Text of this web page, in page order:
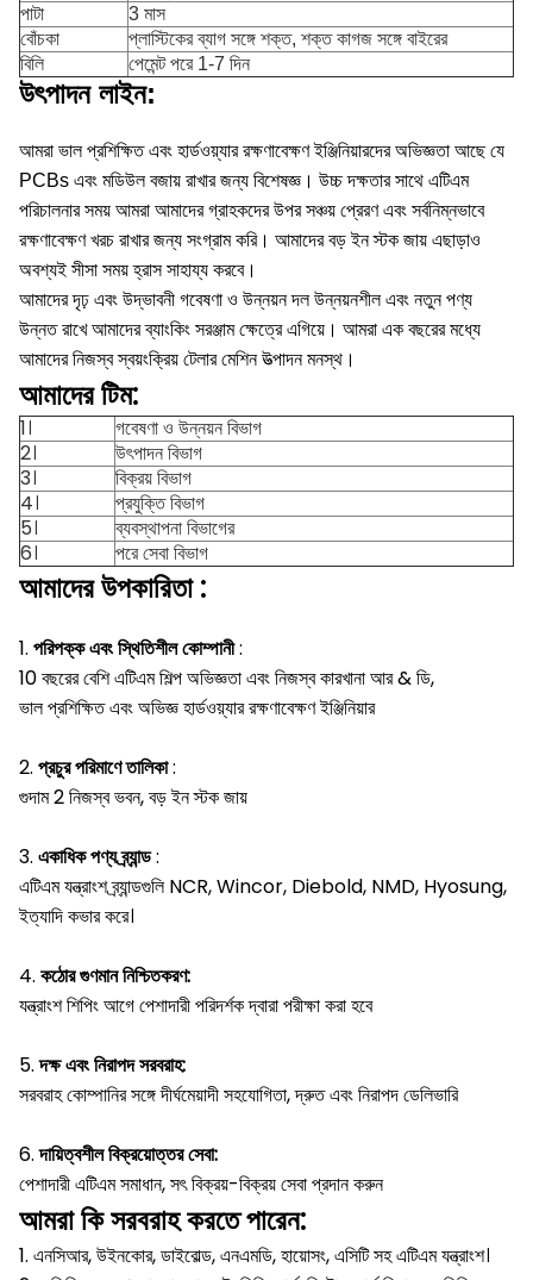
পাটা
3 মাস
বোঁচকা
প্লাস্টিকের ব্যাগ সঙ্গে শক্ত, শক্ত কাগজ সঙ্গে বাইরের
বিলি
পেমেন্ট পরে 1-7 দিন
উৎপাদন লাইন:
আমরা ভাল প্রশিক্ষিত এবং হার্ডওয়্যার রক্ষণাবেক্ষণ ইঞ্জিনিয়ারদের অভিজ্ঞতা আছে যে
PCBs এবং মডিউল বজায় রাখার জন্য বিশেষজ্ঞ। উচ্চ দক্ষতার সাথে এটিএম
পরিচালনার সময় আমরা আমাদের গ্রাহকদের উপর সঞ্চয় প্রেরণ এবং সর্বনিম্নভাবে
রক্ষণাবেক্ষণ খরচ রাখার জন্য সংগ্রাম করি। আমাদের বড় ইন স্টক জায় এছাড়াও
অবশ্যই সীসা সময় হ্রাস সাহায্য করবে।
আমাদের দৃঢ় এবং উদ্ভাবনী গবেষণা ও উন্নয়ন দল উন্নয়নশীল এবং নতুন পণ্য
উন্নত রাখে আমাদের ব্যাংকিং সরঞ্জাম ক্ষেত্রে এগিয়ে। আমরা এক বছরের মধ্যে
আমাদের নিজস্ব স্বয়ংক্রিয় টেলার মেশিন উত্পাদন মনস্থ।
আমাদের টিম:
1।
গবেষণা ও উন্নয়ন বিভাগ
2।
উৎপাদন বিভাগ
3।
বিক্রয় বিভাগ
4।
প্রযুক্তি বিভাগ
5।
ব্যবস্থাপনা বিভাগের
6।
পরে সেবা বিভাগ
আমাদেরউপকারিতা :
1. পরিপক্ক এবং স্থিতিশীল কোম্পানী:
10 বছরের বেশি এটিএম শিল্প অভিজ্ঞতা এবং নিজস্ব কারখানা আর & ডি,
ভাল প্রশিক্ষিত এবং অভিজ্ঞ হার্ডওয়্যার রক্ষণাবেক্ষণ ইঞ্জিনিয়ার
2. প্রচুর পরিমাণে তালিকা:
গুদাম 2 নিজস্ব ভবন, বড় ইন স্টক জায়
3. একাধিক পণ্য ব্র্যান্ড:
এটিএম যন্ত্রাংশ ব্র্যান্ডগুলি NCR, Wincor, Diebold, NMD, Hyosung,
ইত্যাদি কভার করে।
4. কঠোর গুণমান নিশ্চিতকরণ:
যন্ত্রাংশ শিপিং আগে পেশাদারী পরিদর্শক দ্বারা পরীক্ষা করা হবে
5.দক্ষ এবং নিরাপদ সরবরাহ:
সরবরাহ কোম্পানির সঙ্গে দীর্ঘমেয়াদী সহযোগিতা, দ্রুত এবং নিরাপদ ডেলিভারি
6.দায়িত্বশীল বিক্রয়োত্তর সেবা:
পেশাদারী এটিএম সমাধান, সৎ বিক্রয়-বিক্রয় সেবা প্রদান করুন
আমরা কি সরবরাহ করতে পারেন:
1. এনসিআর, উইনকোর, ডাইবোল্ড, এনএমডি, হায়োসং, এসিটি সহ এটিএম যন্ত্রাংশ।